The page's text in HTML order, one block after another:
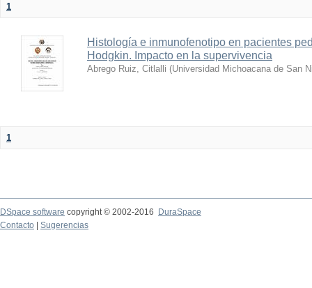
1
Histología e inmunofenotipo en pacientes
Hodgkin. Impacto en la supervivencia
Abrego Ruiz, Citlalli (Universidad Michoacana de San
1
DSpace software copyright © 2002-2016
DuraSpace
Contacto
Sugerencias